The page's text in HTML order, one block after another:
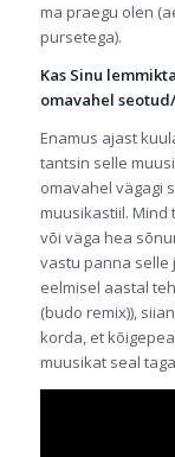
ma praegu olen
pursetega).
Kas Sinu
omavahel
Enamus ajast
tantsin selle
omavahel vägagi
muusikastiil. Mind
või väga hea
vastu panna selle
eelmisel aastal
(budo remix)),
korda, et
muusikat seal